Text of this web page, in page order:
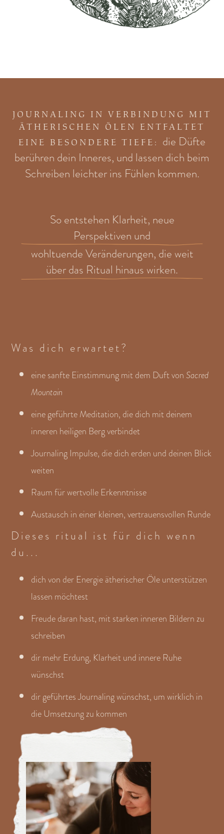
JOURNALING IN VERBINDUNG MIT
ÄTHERISCHEN ÖLEN ENTFALTET
EINE BESONDERE TIEFE: die Düfte
berühren dein Inneres, und lassen dich beim
Schreiben leichter ins Fühlen kommen.
So entstehen Klarheit, neue
Perspektiven und
wohltuende Veränderungen, die weit
über das Ritual hinaus wirken.
Was dich erwartet?
eine sanfte Einstimmung mit dem Duft vonSacred
Mountain
eine geführte Meditation, die dich mit deinem
inneren heiligen Berg verbindet
Journaling Impulse, die dich erden und deinen Blick
weiten
Raum für wertvolle Erkenntnisse
Austausch in einer kleinen, vertrauensvollen Runde
Dieses ritual ist für dich wenn
du...
dich von der Energie ätherischer Öle unterstützen
lassen möchtest
Freude daran hast, mit starken inneren Bildern zu
schreiben
dir mehr Erdung, Klarheit und innere Ruhe
wünschst
dir geführtes Journaling wünschst, um wirklich in
die Umsetzung zu kommen